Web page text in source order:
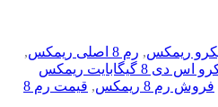
, رم 8 اصلی ریمکس
,
رم میکرو اس دی 8 گیگابایت ریمکس
فروش رم 8 ریمکس ,
قیمت رم 8